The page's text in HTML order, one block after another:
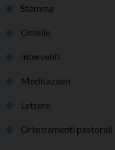
Stemma
Omelie
Interventi
Meditazioni
Lettere
Orientamenti pastorali